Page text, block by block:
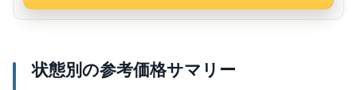
状態別の参考価格サマリー